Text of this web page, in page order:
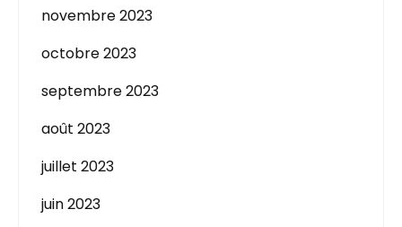
novembre 2023
octobre 2023
septembre 2023
août 2023
juillet 2023
juin 2023